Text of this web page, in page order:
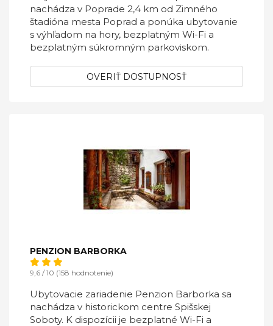
nachádza v Poprade 2,4 km od Zimného
štadióna mesta Poprad a ponúka ubytovanie
s výhľadom na hory, bezplatným Wi-Fi a
bezplatným súkromným parkoviskom.
OVERIŤ DOSTUPNOSŤ
PENZION BARBORKA
9,6 / 10 (158 hodnotenie)
Ubytovacie zariadenie Penzion Barborka sa
nachádza v historickom centre Spišskej
Soboty. K dispozícii je bezplatné Wi-Fi a